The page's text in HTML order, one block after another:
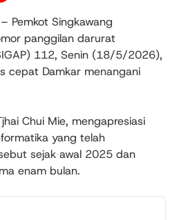
– Pemkot Singkawang
panggilan darurat
112, Senin (18/5/2026),
cepat Damkar menangani
Chui Mie, mengapresiasi
yang telah
sejak awal 2025 dan
enam bulan.